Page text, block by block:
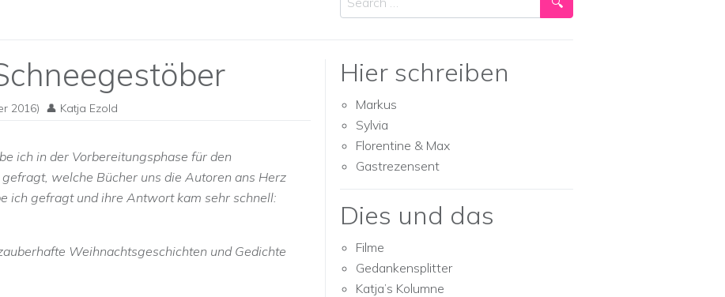
2016) Katja Ezold
ich in der Vorbereitungsphase für den
welche Bücher uns die Autoren ans Herz
ich gefragt und ihre Antwort kam sehr schnell:
Weihnachtsgeschichten und Gedichte
Hier schreiben
Markus
Sylvia
Florentine & Max
Gastrezensent
Dies und das
Filme
Gedankensplitter
Katja’s Kolumne